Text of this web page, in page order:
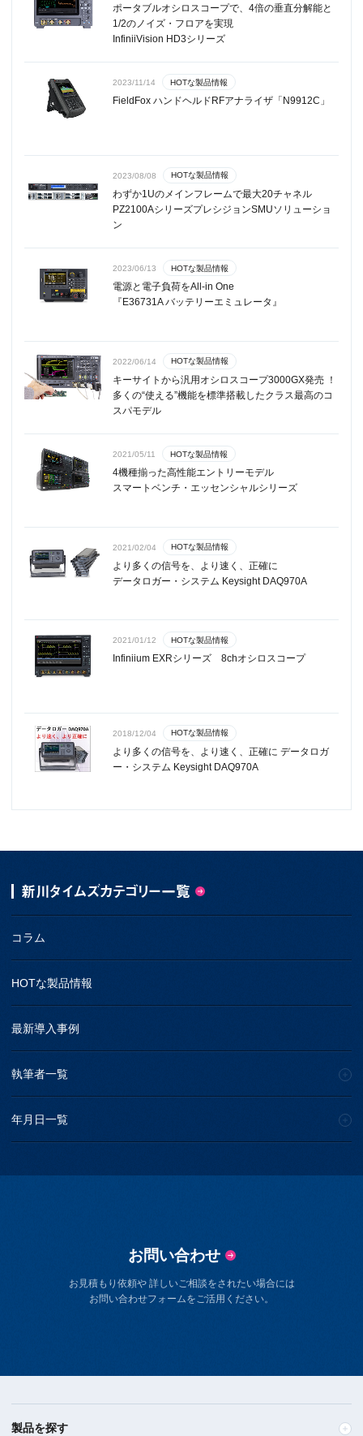
ポータブルオシロスコープで、4倍の垂直分解能と
1/2のノイズ・フロアを実現
InfiniiVision HD3シリーズ
2023/11/14 HOTな製品情報
FieldFox ハンドヘルドRFアナライザ「N9912C」
2023/08/08 HOTな製品情報
わずか1Uのメインフレームで最大20チャネル
PZ2100AシリーズプレシジョンSMUソリューショ
ン
2023/06/13 HOTな製品情報
電源と電子負荷をAll-in One
『E36731A バッテリーエミュレータ』
2022/06/14 HOTな製品情報
キーサイトから汎用オシロスコープ3000GX発売 ！
多くの“使える”機能を標準搭載したクラス最高のコ
スパモデル
2021/05/11 HOTな製品情報
4機種揃った高性能エントリーモデル
スマートベンチ・エッセンシャルシリーズ
2021/02/04 HOTな製品情報
より多くの信号を、より速く、正確に
データロガー・システム Keysight DAQ970A
2021/01/12 HOTな製品情報
Infiniium EXRシリーズ 8chオシロスコープ
2018/12/04 HOTな製品情報
より多くの信号を、より速く、正確に データロガ
ー・システム Keysight DAQ970A
新川タイムズカテゴリー一覧
コラム
HOTな製品情報
最新導入事例
執筆者一覧
年月日一覧
お問い合わせ
お見積もり依頼や 詳しいご相談をされたい場合には
お問い合わせフォームをご活用ください。
製品を探す